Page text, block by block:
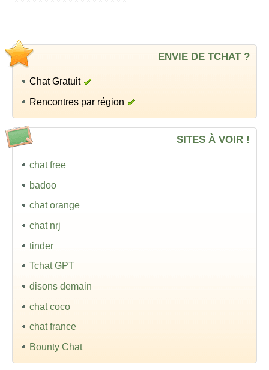
ENVIE DE TCHAT ?
Chat Gratuit
Rencontres par région
SITES À VOIR !
chat free
badoo
chat orange
chat nrj
tinder
Tchat GPT
disons demain
chat coco
chat france
Bounty Chat